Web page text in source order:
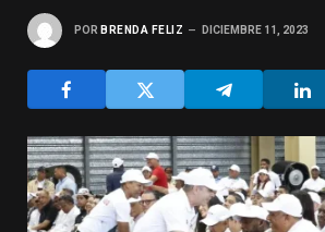
POR BRENDA FELIZ DICIEMBRE 11, 2023